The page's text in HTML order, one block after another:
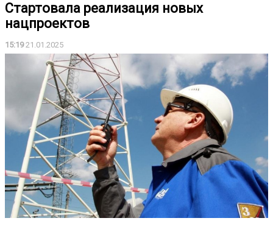
Стартовала реализация новых
нацпроектов
15:1921.01.2025